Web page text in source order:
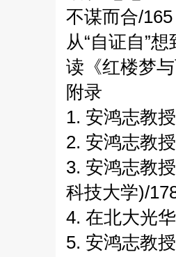
不谋而合/165
从“自证自”
读《红楼梦
附录
1. 安鸿志教
2. 安鸿志教
3. 安鸿志教
科技大学)/
4. 在北大光
5. 安鸿志教